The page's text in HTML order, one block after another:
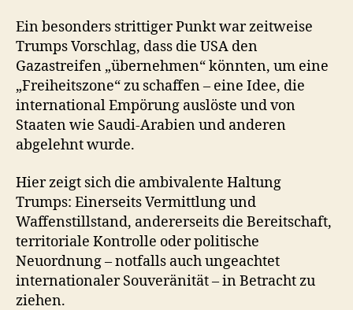
Ein besonders strittiger Punkt war zeitweise
Trumps Vorschlag, dass die USA den
Gazastreifen „übernehmen“ könnten, um eine
„Freiheitszone“ zu schaffen – eine Idee, die
international Empörung auslöste und von
Staaten wie Saudi-Arabien und anderen
abgelehnt wurde.
Hier zeigt sich die ambivalente Haltung
Trumps: Einerseits Vermittlung und
Waffenstillstand, andererseits die Bereitschaft,
territoriale Kontrolle oder politische
Neuordnung – notfalls auch ungeachtet
internationaler Souveränität – in Betracht zu
ziehen.